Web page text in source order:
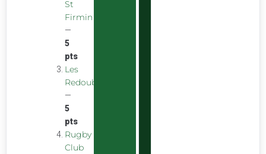
St
Firmin
—
5
pts
Les
Redoubstables
—
5
pts
Rugby
Club